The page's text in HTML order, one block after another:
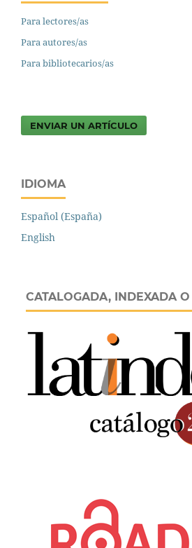
Para lectores/as
Para autores/as
Para bibliotecarios/as
ENVIAR UN ARTÍCULO
IDIOMA
Español (España)
English
CATALOGADA, INDEXADA